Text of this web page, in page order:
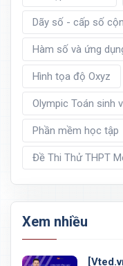
Dãy số - cấp số
Hàm số và ứng
Hình tọa độ Oxyz
Olympic Toán sinh
Phần mềm học tập
Đề Thi Thử THPT
Xem nhiều